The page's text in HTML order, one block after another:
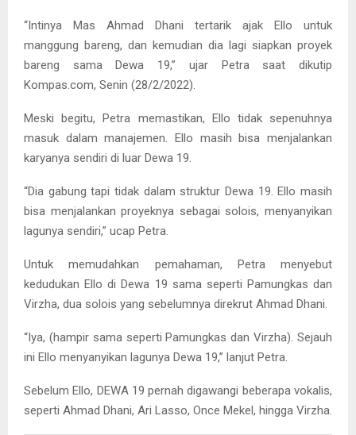
“Intinya Mas Ahmad Dhani tertarik ajak Ello untuk
manggung bareng, dan kemudian dia lagi siapkan proyek
bareng sama Dewa 19,” ujar Petra saat dikutip
Kompas.com, Senin (28/2/2022).
Meski begitu, Petra memastikan, Ello tidak sepenuhnya
masuk dalam manajemen. Ello masih bisa menjalankan
karyanya sendiri di luar Dewa 19.
“Dia gabung tapi tidak dalam struktur Dewa 19. Ello masih
bisa menjalankan proyeknya sebagai solois, menyanyikan
lagunya sendiri,” ucap Petra.
Untuk memudahkan pemahaman, Petra menyebut
kedudukan Ello di Dewa 19 sama seperti Pamungkas dan
Virzha, dua solois yang sebelumnya direkrut Ahmad Dhani.
“Iya, (hampir sama seperti Pamungkas dan Virzha). Sejauh
ini Ello menyanyikan lagunya Dewa 19,” lanjut Petra.
Sebelum Ello, DEWA 19 pernah digawangi beberapa vokalis,
seperti Ahmad Dhani, Ari Lasso, Once Mekel, hingga Virzha.